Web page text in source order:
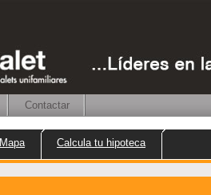
Contactar
Mapa Calcula tu hipoteca